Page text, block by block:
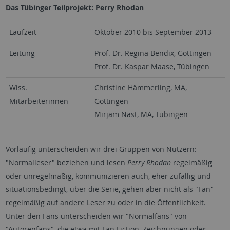
Das Tübinger Teilprojekt: Perry Rhodan
Laufzeit Oktober 2010 bis September 2013
Leitung
Prof. Dr. Regina Bendix, Göttingen
Prof. Dr. Kaspar Maase, Tübingen
Wiss.
Mitarbeiterinnen
Christine Hämmerling, MA,
Göttingen
Mirjam Nast, MA, Tübingen
Vorläufig unterscheiden wir drei Gruppen von Nutzern:
"Normalleser" beziehen und lesen Perry Rhodan regelmäßig
oder unregelmäßig, kommunizieren auch, eher zufällig und
situationsbedingt, über die Serie, gehen aber nicht als "Fan"
regelmäßig auf andere Leser zu oder in die Öffentlichkeit.
Unter den Fans unterscheiden wir "Normalfans" von